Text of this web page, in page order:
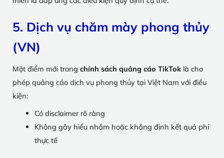
5. Dịch vụ chăm mày phong thủy
(VN)
Một điểm mới trong chính sách quảng cáo TikTok là cho
phép quảng cáo dịch vụ phong thủy tại Việt Nam với điều
kiện:
Có disclaimer rõ ràng
Không gây hiểu nhầm hoặc khẳng định kết quả phi
thực tế